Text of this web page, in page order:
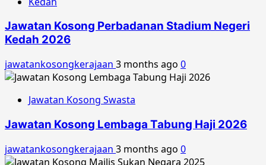
Jawatan Kosong Perbadanan Stadium Negeri
Kedah 2026
jawatankosongkerajaan 3 months ago 0
Jawatan Kosong Swasta
Jawatan Kosong Lembaga Tabung Haji 2026
jawatankosongkerajaan 3 months ago 0